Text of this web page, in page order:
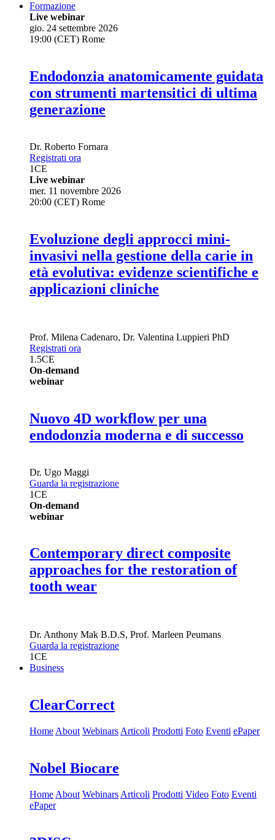
Formazione
Live webinar
gio. 24 settembre 2026
19:00 (CET) Rome
Endodonzia anatomicamente guidata
con strumenti martensitici di ultima
generazione
Dr. Roberto Fornara
Registrati ora
1CE
Live webinar
mer. 11 novembre 2026
20:00 (CET) Rome
Evoluzione degli approcci mini-
invasivi nella gestione della carie in
età evolutiva: evidenze scientifiche e
applicazioni cliniche
Prof. Milena Cadenaro, Dr. Valentina Luppieri PhD
Registrati ora
1.5CE
On-demand
webinar
Nuovo 4D workflow per una
endodonzia moderna e di successo
Dr. Ugo Maggi
Guarda la registrazione
1CE
On-demand
webinar
Contemporary direct composite
approaches for the restoration of
tooth wear
Dr. Anthony Mak B.D.S, Prof. Marleen Peumans
Guarda la registrazione
1CE
Business
ClearCorrect
Home About Webinars Articoli Prodotti Foto Eventi ePaper
Nobel Biocare
Home About Webinars Articoli Prodotti Video Foto Eventi
ePaper